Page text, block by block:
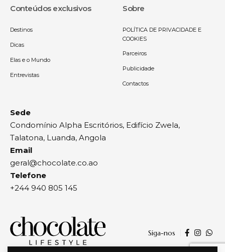
Conteúdos exclusivos
Destinos
Dicas
Elas e o Mundo
Entrevistas
Sobre
POLÍTICA DE PRIVACIDADE E
COOKIES
Parceiros
Publicidade
Contactos
Sede
Condomínio Alpha Escritórios, Edifício Zwela,
Talatona, Luanda, Angola
Email
geral@chocolate.co.ao
Telefone
+244 940 805 145
Siga-nos